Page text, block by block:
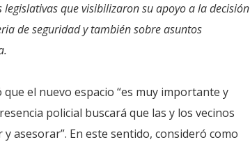
que visibilizaron su apoyo a la decisión
de seguridad y también sobre asuntos
el nuevo espacio “es muy importante y
policial buscará que las y los vecinos
asesorar”. En este sentido, consideró como